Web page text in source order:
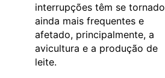
interrupções têm se tornado
ainda mais frequentes e
afetado, principalmente, a
avicultura e a produção de
leite.